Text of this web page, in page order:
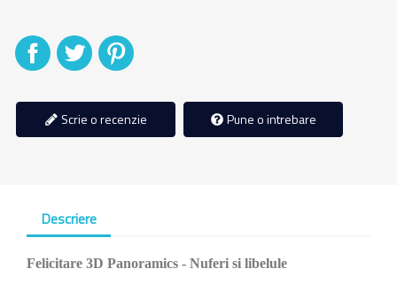
DistribuitiTweet
Scrie o recenzie Pune o intrebare
Descriere
Felicitare 3D Panoramics - Nuferi si libelule